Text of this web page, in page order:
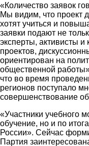
«Количество заявок
Мы видим, что проект
хотят учиться и
заявки подают не
эксперты, активисты
проектов,
ориентирован на
общественной
что во время
регионов поступало
совершенствование
«Участники учебного
обучение, но и по
России». Сейчас
Партия